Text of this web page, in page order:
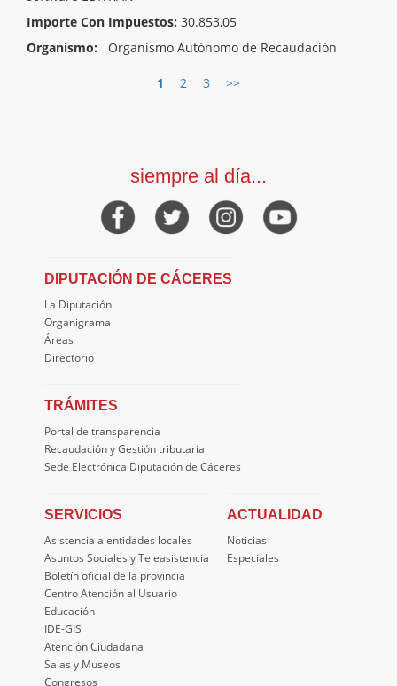
Importe Con Impuestos: 30.853,05
Organismo:
Organismo Autónomo de Recaudación
1 2 3 >>
siempre al día...
DIPUTACIÓN DE CÁCERES
La Diputación
Organigrama
Áreas
Directorio
TRÁMITES
Portal de transparencia
Recaudación y Gestión tributaria
Sede Electrónica Diputación de Cáceres
SERVICIOS
Asistencia a entidades locales
Asuntos Sociales y Teleasistencia
Boletín oficial de la provincia
Centro Atención al Usuario
Educación
IDE-GIS
Atención Ciudadana
Salas y Museos
Congresos
ACTUALIDAD
Noticias
Especiales